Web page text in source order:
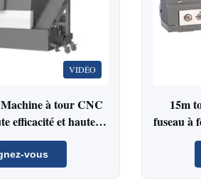
VIDÉO
à tour CNC
efficacité et haute
de l'arbre
à barres
vous
15m
fuseau à